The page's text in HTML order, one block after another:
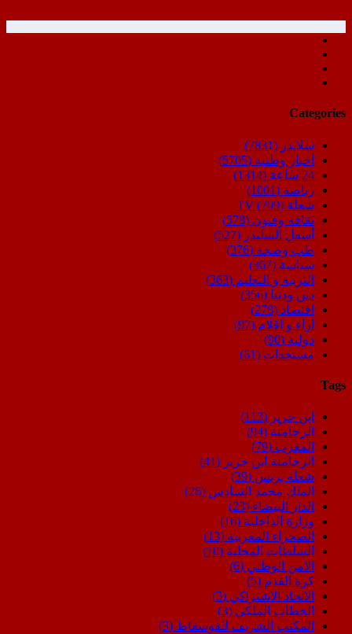
Categories
سلايدر (7831)
أخبار وطنية (5705)
24 ساعة
(1314)
رياضة (1001)
شعلة TV (709)
ثقافة وفنون (578)
أسفل السليدر (527)
طب وصحة (376)
سياسة (367)
التربية و التعليم (363)
دين ودنيا (356)
اقتصاد (278)
اراء و اقلام (97)
دولية (90)
مستجدات (61)
Tags
ابن جرير (113)
الرحامنة (94)
المغرب (79)
الرحامنة ابن جرير (41)
شعلة بريس (39)
الملك محمد السادس (26)
الدار البيضاء (23)
وزارة الداخلية (16)
الصحراء المغربية (13)
السلطات المحلية (10)
الامن الوطني (6)
كرة القدم (5)
الاتحاد الاشتراكي (3)
الخطاب الملكي (3)
المكتب الشريف للفوسفاط (3)